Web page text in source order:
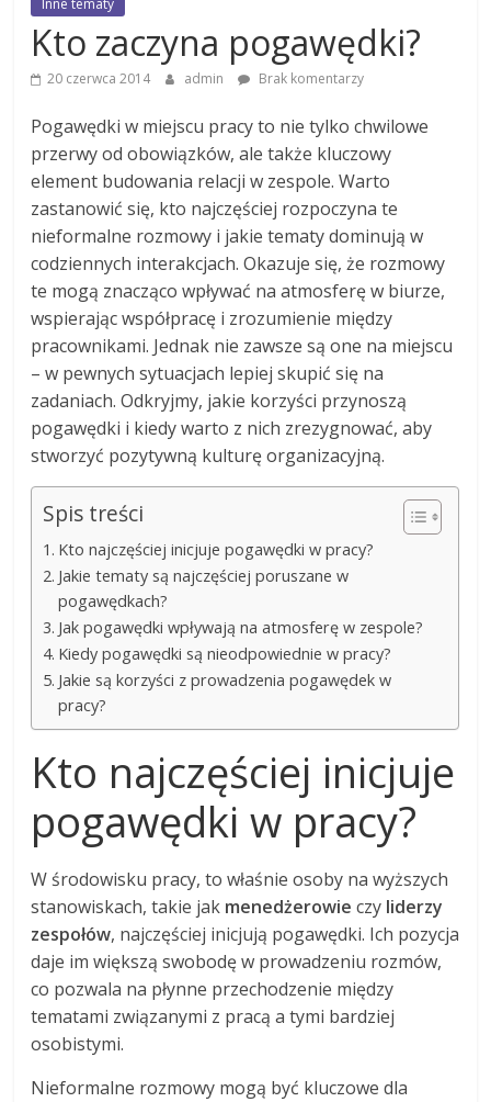
Inne tematy
Kto zaczyna pogawędki?
20 czerwca 2014 admin Brak komentarzy
Pogawędki w miejscu pracy to nie tylko chwilowe
przerwy od obowiązków, ale także kluczowy
element budowania relacji w zespole. Warto
zastanowić się, kto najczęściej rozpoczyna te
nieformalne rozmowy i jakie tematy dominują w
codziennych interakcjach. Okazuje się, że rozmowy
te mogą znacząco wpływać na atmosferę w biurze,
wspierając współpracę i zrozumienie między
pracownikami. Jednak nie zawsze są one na miejscu
– w pewnych sytuacjach lepiej skupić się na
zadaniach. Odkryjmy, jakie korzyści przynoszą
pogawędki i kiedy warto z nich zrezygnować, aby
stworzyć pozytywną kulturę organizacyjną.
Spis treści
Kto najczęściej inicjuje pogawędki w pracy?
Jakie tematy są najczęściej poruszane w
pogawędkach?
Jak pogawędki wpływają na atmosferę w zespole?
Kiedy pogawędki są nieodpowiednie w pracy?
Jakie są korzyści z prowadzenia pogawędek w
pracy?
Kto najczęściej inicjuje
pogawędki w pracy?
W środowisku pracy, to właśnie osoby na wyższych
stanowiskach, takie jak menedżerowie czy liderzy
zespołów, najczęściej inicjują pogawędki. Ich pozycja
daje im większą swobodę w prowadzeniu rozmów,
co pozwala na płynne przechodzenie między
tematami związanymi z pracą a tymi bardziej
osobistymi.
Nieformalne rozmowy mogą być kluczowe dla